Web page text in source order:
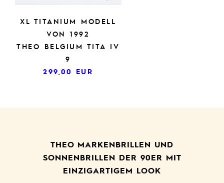
XL TITANIUM MODELL
VON 1992
THEO BELGIUM TITA IV
9
299,00 EUR
THEO MARKENBRILLEN UND
SONNENBRILLEN DER 90ER MIT
EINZIGARTIGEM LOOK